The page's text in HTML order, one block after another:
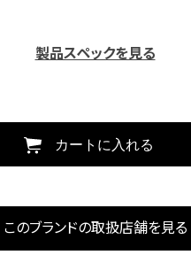
製品スペックを見る
カートに入れる
このブランドの取扱店舗を見る